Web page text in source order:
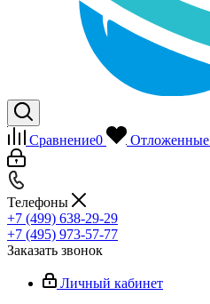
Сравнение0 Отложенные
Телефоны
+7 (499) 638-29-29
+7 (495) 973-57-77
Заказать звонок
Личный кабинет